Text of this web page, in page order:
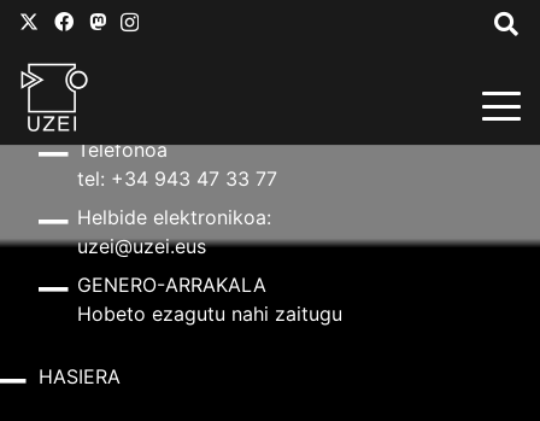
Helbidea
Telefonoa
tel: +34 943 47 33 77
Helbide elektronikoa:
uzei@uzei.eus
GENERO-ARRAKALA
Hobeto ezagutu nahi zaitugu
HASIERA